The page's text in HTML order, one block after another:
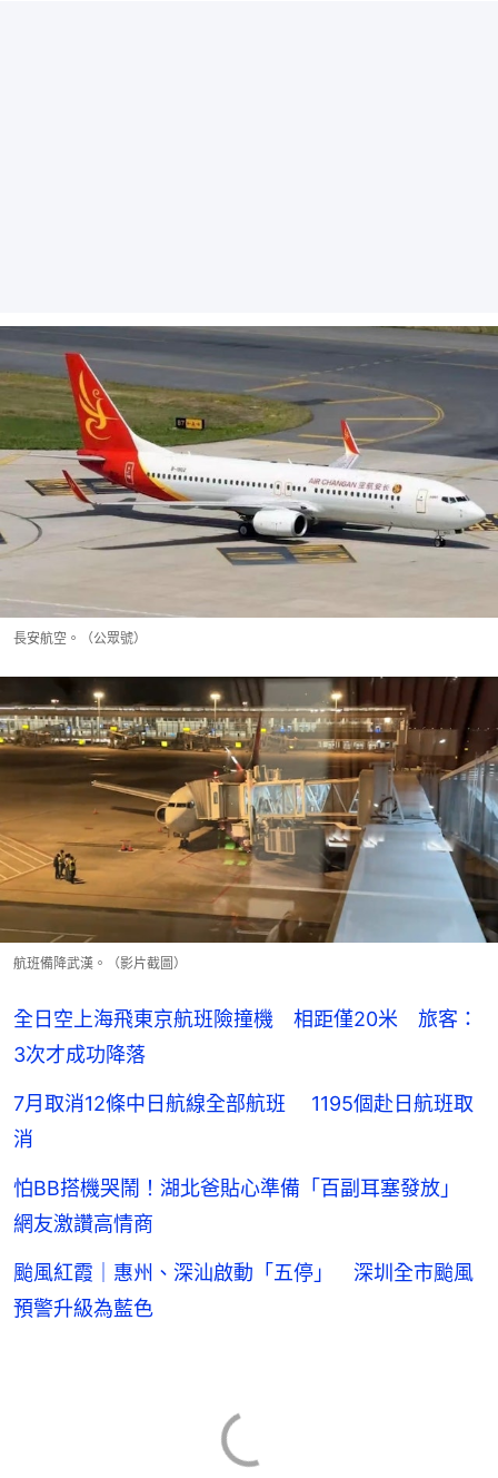
長安航空。（公眾號）
航班備降武漢。（影片截圖）
全日空上海飛東京航班險撞機 相距僅20米 旅客：
3次才成功降落
7月取消12條中日航線全部航班 1195個赴日航班取
消
怕BB搭機哭鬧！湖北爸貼心準備「百副耳塞發放」
網友激讚高情商
颱風紅霞｜惠州、深汕啟動「五停」 深圳全市颱風
預警升級為藍色